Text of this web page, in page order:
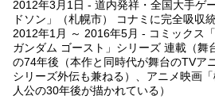
2012年3月1日 - 道内発祥・全国大手ゲ
ドソン」（札幌市） コナミに完全吸収
2012年1月 ～ 2016年5月 - コミックス
ガンダム ゴースト」シリーズ 連載（舞
の74年後（本作と同時代が舞台のTVア
シリーズ外伝も兼ねる）、アニメ映画
人公の30年後が描かれている）